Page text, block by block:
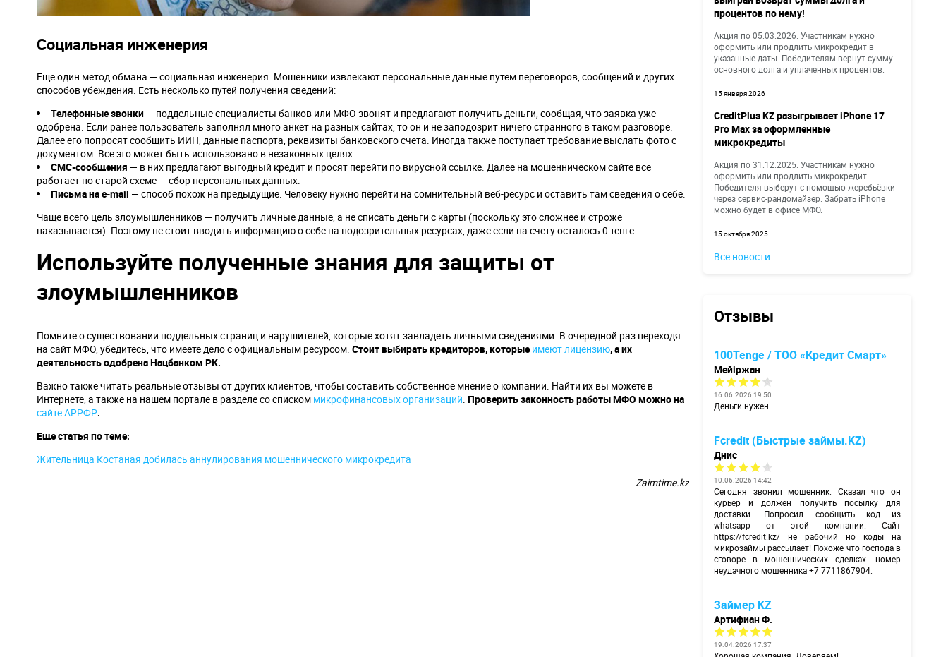
процентов по нему!
Акция по 05.03.2026. Участникам нужно
оформить или продлить микрокредит в
указанные даты. Победителям вернут сумму
основного долга и уплаченных процентов.
15 января 2026
CreditPlus KZ разыгрывает iPhone 17
Pro Max за оформленные
микрокредиты
Акция по 31.12.2025. Участникам нужно
оформить или продлить микрокредит.
Победителя выберут с помощью жеребьёвки
через сервис-рандомайзер. Забрать iPhone
можно будет в офисе МФО.
15 октября 2025
Все новости
Отзывы
100Tenge / ТОО «Кредит Смарт»
Мейіржан
16.06.2026 19:50
Деньги нужен
Fcredit (Быстрые займы.KZ)
Днис
10.06.2026 14:42
Сегодня звонил мошенник. Сказал что он
курьер и должен получить посылку для
доставки. Попросил сообщить код из
whatsapp от этой компании. Сайт
https://fcredit.kz/ не рабочий но коды на
микрозаймы рассылает! Похоже что господа в
сговоре в мошеннических сделках. номер
неудачного мошенника +7 7711867904.
Займер KZ
Артифиан Ф.
19.04.2026 17:37
Социальная инженерия
Еще один метод обмана — социальная инженерия. Мошенники извлекают персональные данные путем переговоров, сообщений и других
способов убеждения. Есть несколько путей получения сведений:
Телефонные звонки — поддельные специалисты банков или МФО звонят и предлагают получить деньги, сообщая, что заявка уже
одобрена. Если ранее пользователь заполнял много анкет на разных сайтах, то он и не заподозрит ничего странного в таком разговоре.
Далее его попросят сообщить ИИН, данные паспорта, реквизиты банковского счета. Иногда также поступает требование выслать фото с
документом. Все это может быть использовано в незаконных целях.
СМС-сообщения — в них предлагают выгодный кредит и просят перейти по вирусной ссылке. Далее на мошенническом сайте все
работает по старой схеме — сбор персональных данных.
Письма на e-mail — способ похож на предыдущие. Человеку нужно перейти на сомнительный веб-ресурс и оставить там сведения о себе.
Чаще всего цель злоумышленников — получить личные данные, а не списать деньги с карты (поскольку это сложнее и строже
наказывается). Поэтому не стоит вводить информацию о себе на подозрительных ресурсах, даже если на счету осталось 0 тенге.
Используйте полученные знания для защиты от
злоумышленников
Помните о существовании поддельных страниц и нарушителей, которые хотят завладеть личными сведениями. В очередной раз переходя
на сайт МФО, убедитесь, что имеете дело с официальным ресурсом. Стоит выбирать кредиторов, которыеимеют лицензию, а их
деятельность одобрена Нацбанком РК.
Важно также читать реальные отзывы от других клиентов, чтобы составить собственное мнение о компании. Найти их вы можете в
Интернете, а также на нашем портале в разделе со списком микрофинансовых организаций. Проверить законность работы МФО можно на
сайте АРРФР.
Еще статья по теме:
Жительница Костаная добилась аннулирования мошеннического микрокредита
Zaimtime.kz